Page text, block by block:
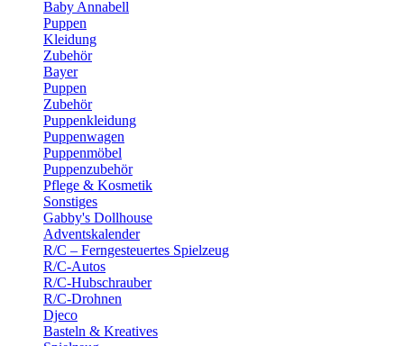
Baby Annabell
Puppen
Kleidung
Zubehör
Bayer
Puppen
Zubehör
Puppenkleidung
Puppenwagen
Puppenmöbel
Puppenzubehör
Pflege & Kosmetik
Sonstiges
Gabby's Dollhouse
Adventskalender
R/C – Ferngesteuertes Spielzeug
R/C-Autos
R/C-Hubschrauber
R/C-Drohnen
Djeco
Basteln & Kreatives